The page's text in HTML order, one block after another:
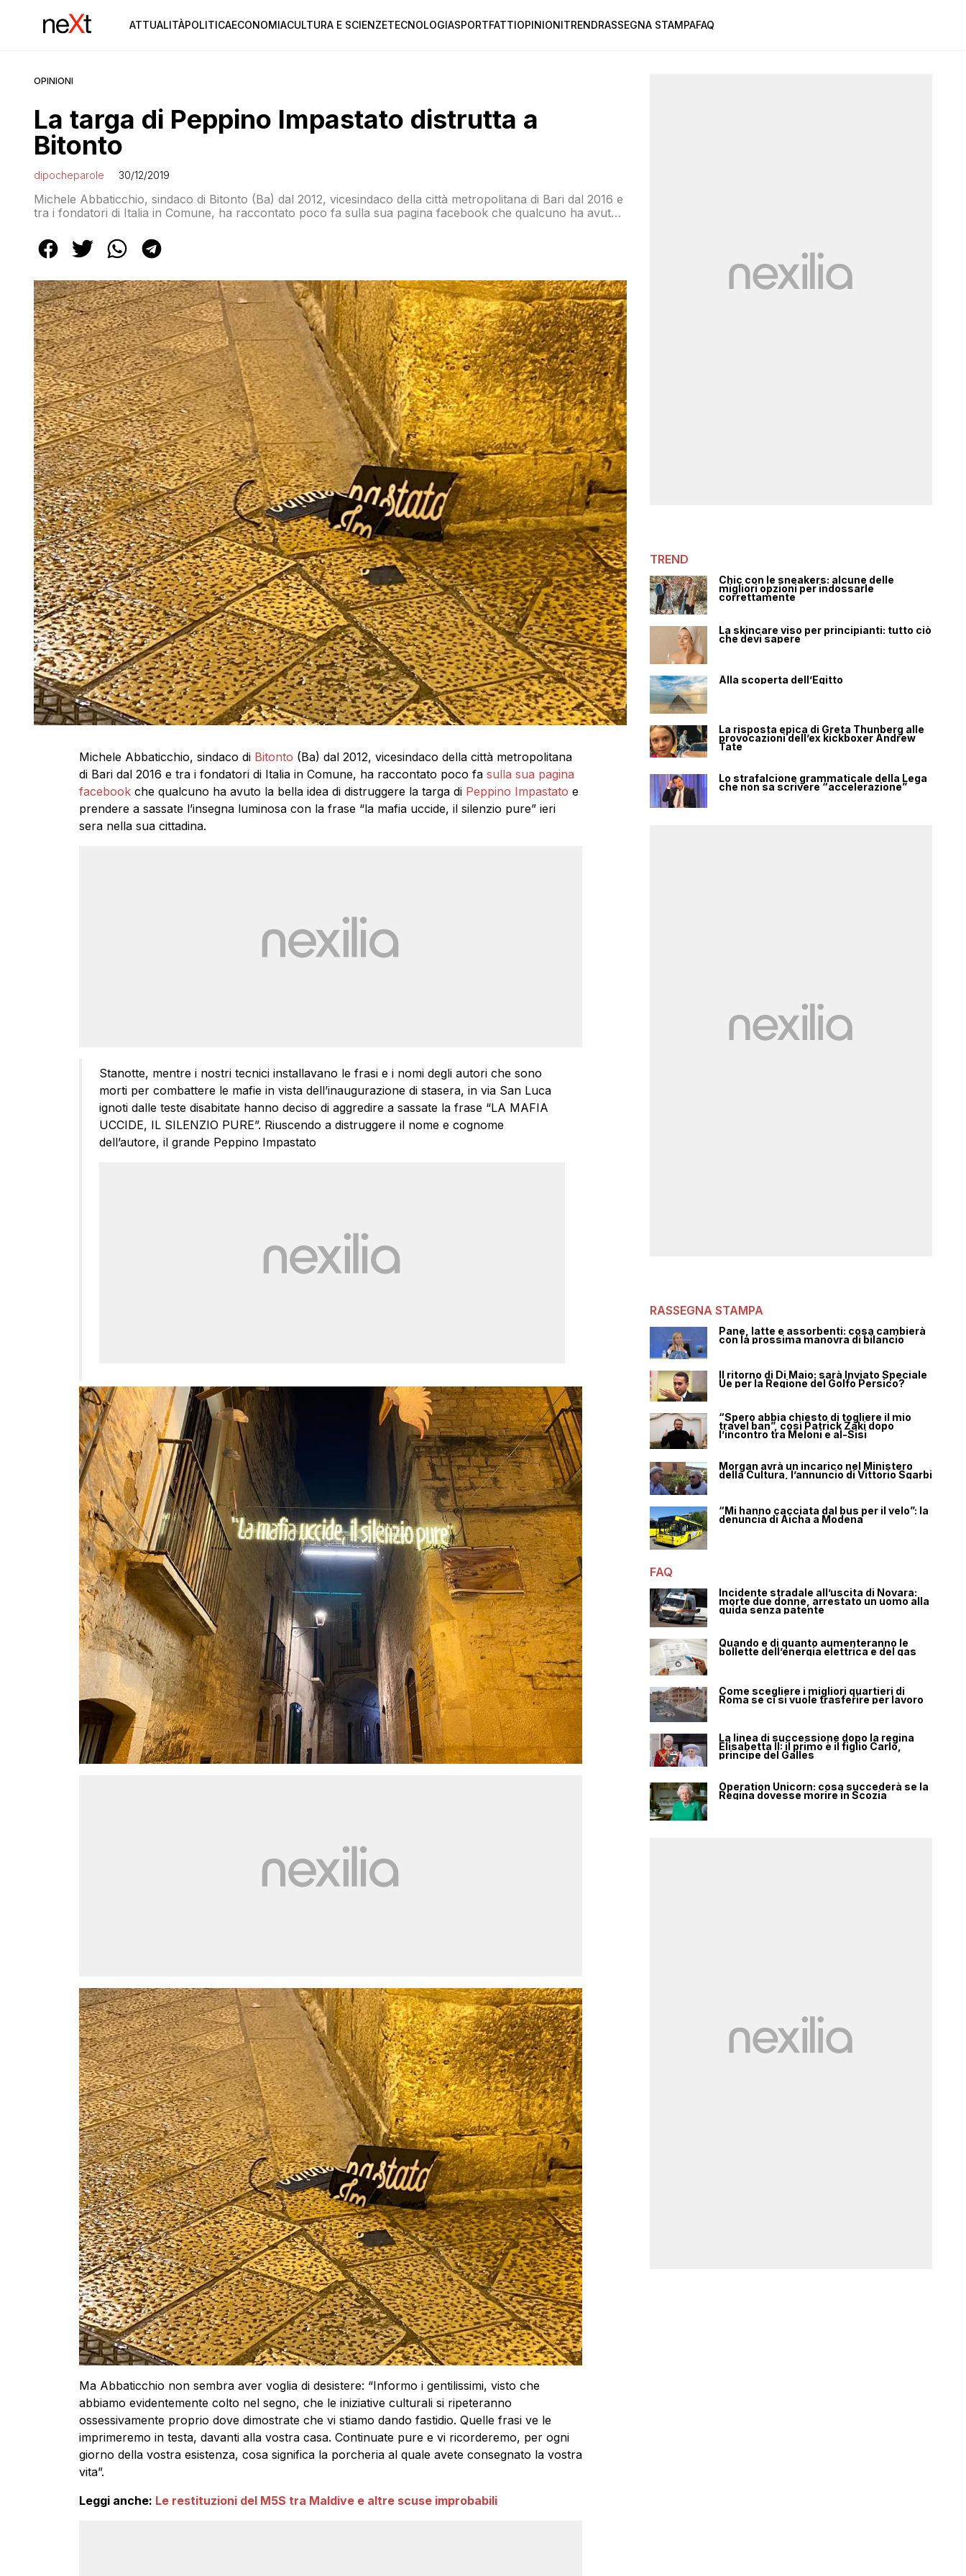
ATTUALITÀPOLITICAECONOMIACULTURA E SCIENZETECNOLOGIASPORTFATTIOPINIONITRENDRASSEGNA STAMPAFAQ
OPINIONI
La targa di Peppino Impastato distrutta a
Bitonto
dipocheparole 30/12/2019
Michele Abbaticchio, sindaco di Bitonto (Ba) dal 2012, vicesindaco della città metropolitana di Bari dal 2016 e
tra i fondatori di Italia in Comune, ha raccontato poco fa sulla sua pagina facebook che qualcuno ha avuto
frase […]
Michele Abbaticchio, sindaco di Bitonto (Ba) dal 2012, vicesindaco della città metropolitana
di Bari dal 2016 e tra i fondatori di Italia in Comune, ha raccontato poco fa sulla sua pagina
facebookche qualcuno ha avuto la bella idea di distruggere la targa di Peppino Impastato e
prendere a sassate l’insegna luminosa con la frase “la mafia uccide, il silenzio pure” ieri
sera nella sua cittadina.
Stanotte, mentre i nostri tecnici installavano le frasi e i nomi degli autori che sono
morti per combattere le mafie in vista dell’inaugurazione di stasera, in via San Luca
ignoti dalle teste disabitate hanno deciso di aggredire a sassate la frase “LA MAFIA
UCCIDE, IL SILENZIO PURE”. Riuscendo a distruggere il nome e cognome
dell’autore, il grande Peppino Impastato
Ma Abbaticchio non sembra aver voglia di desistere: “Informo i gentilissimi, visto che
abbiamo evidentemente colto nel segno, che le iniziative culturali si ripeteranno
ossessivamente proprio dove dimostrate che vi stiamo dando fastidio. Quelle frasi ve le
imprimeremo in testa, davanti alla vostra casa. Continuate pure e vi ricorderemo, per ogni
giorno della vostra esistenza, cosa significa la porcheria al quale avete consegnato la vostra
vita”.
Leggi anche: Le restituzioni del M5S tra Maldive e altre scuse improbabili
TREND
Chic con le sneakers: alcune delle
migliori opzioni per indossarle
correttamente
La skincare viso per principianti: tutto ciò
che devi sapere
Alla scoperta dell’Egitto
La risposta epica di Greta Thunberg alle
provocazioni dell’ex kickboxer Andrew
Tate
Lo strafalcione grammaticale della Lega
che non sa scrivere “accelerazione”
RASSEGNA STAMPA
Pane, latte e assorbenti: cosa cambierà
con la prossima manovra di bilancio
Il ritorno di Di Maio: sarà Inviato Speciale
Ue per la Regione del Golfo Persico?
“Spero abbia chiesto di togliere il mio
travel ban”, così Patrick Zaki dopo
l’incontro tra Meloni e al-Sisi
Morgan avrà un incarico nel Ministero
della Cultura, l’annuncio di Vittorio Sgarbi
“Mi hanno cacciata dal bus per il velo”: la
denuncia di Aicha a Modena
FAQ
Incidente stradale all’uscita di Novara:
morte due donne, arrestato un uomo alla
guida senza patente
Quando e di quanto aumenteranno le
bollette dell’energia elettrica e del gas
Come scegliere i migliori quartieri di
Roma se ci si vuole trasferire per lavoro
La linea di successione dopo la regina
Elisabetta II: il primo è il figlio Carlo,
principe del Galles
Operation Unicorn: cosa succederà se la
Regina dovesse morire in Scozia